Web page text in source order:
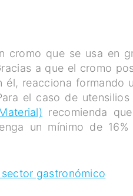
cromo que se usa en
a que el cromo
reacciona formando
el caso de utensilios
recomienda
un mínimo de 16%
gastronómico